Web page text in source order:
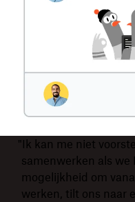
"Ik kan me niet
samenwerken als we
mogelijkheid om
werken, tilt ons naar